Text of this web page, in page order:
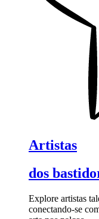
Artistas
dos
Explore artistas
conectando-se